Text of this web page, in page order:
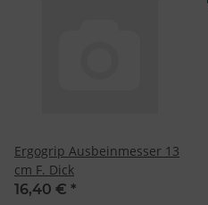
Ergogrip Ausbeinmesser 13
cm F. Dick
16,40 € *